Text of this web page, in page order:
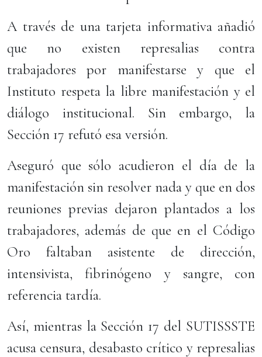
A través de una tarjeta informativa añadió
que no existen represalias contra
trabajadores por manifestarse y que el
Instituto respeta la libre manifestación y el
diálogo institucional. Sin embargo, la
Sección 17 refutó esa versión.
Aseguró que sólo acudieron el día de la
manifestación sin resolver nada y que en dos
reuniones previas dejaron plantados a los
trabajadores, además de que en el Código
Oro faltaban asistente de dirección,
intensivista, fibrinógeno y sangre, con
referencia tardía.
Así, mientras la Sección 17 del SUTISSSTE
acusa censura, desabasto crítico y represalias